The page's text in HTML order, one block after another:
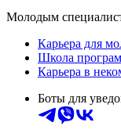
Молодым
Карьера для
Школа
Карьера в
Боты для